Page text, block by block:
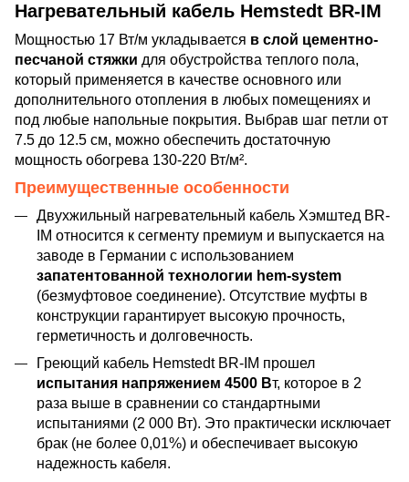
Нагревательный кабель Hemstedt BR-IM
Мощностью 17 Вт/м укладывается в слой цементно-
песчаной стяжки для обустройства теплого пола,
который применяется в качестве основного или
дополнительного отопления в любых помещениях и
под любые напольные покрытия. Выбрав шаг петли от
7.5 до 12.5 см, можно обеспечить достаточную
мощность обогрева 130-220 Вт/м².
Преимущественные особенности
Двухжильный нагревательный кабель Хэмштед BR-
IM относится к сегменту премиум и выпускается на
заводе в Германии с использованием
запатентованной технологии hem-system
(безмуфтовое соединение). Отсутствие муфты в
конструкции гарантирует высокую прочность,
герметичность и долговечность.
Греющий кабель Hemstedt BR-IM прошел
испытания напряжением 4500 Вт, которое в 2
раза выше в сравнении со стандартными
испытаниями (2 000 Вт). Это практически исключает
брак (не более 0,01%) и обеспечивает высокую
надежность кабеля.